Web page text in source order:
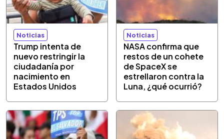
Noticias
Trump intenta de
nuevo restringir la
ciudadanía por
nacimiento en
Estados Unidos
Noticias
NASA confirma que
restos de un cohete
de SpaceX se
estrellaron contra la
Luna, ¿qué ocurrió?